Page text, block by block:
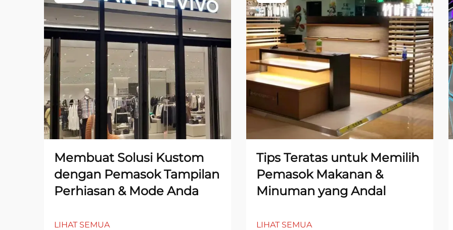
Membuat Solusi Kustom
dengan Pemasok Tampilan
Perhiasan & Mode Anda
LIHAT SEMUA
Tips Teratas untuk Memilih
Pemasok Makanan &
Minuman yang Andal
LIHAT SEMUA